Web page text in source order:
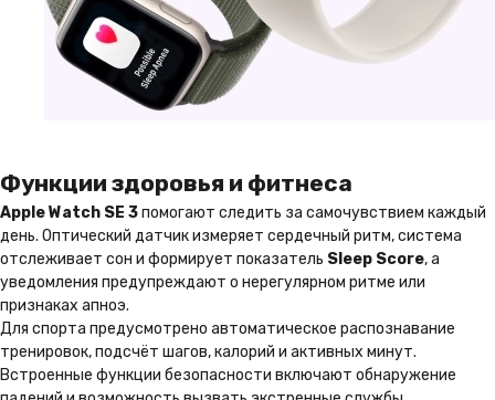
Функции здоровья и фитнеса
Apple Watch SE 3помогают следить за самочувствием каждый
день. Оптический датчик измеряет сердечный ритм, система
отслеживает сон и формирует показатель Sleep Score, а
уведомления предупреждают о нерегулярном ритме или
признаках апноэ.
Для спорта предусмотрено автоматическое распознавание
тренировок, подсчёт шагов, калорий и активных минут.
Встроенные функции безопасности включают обнаружение